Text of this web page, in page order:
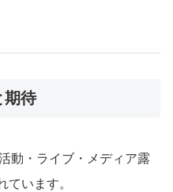
期待
動・ライブ・メディア露
ています。